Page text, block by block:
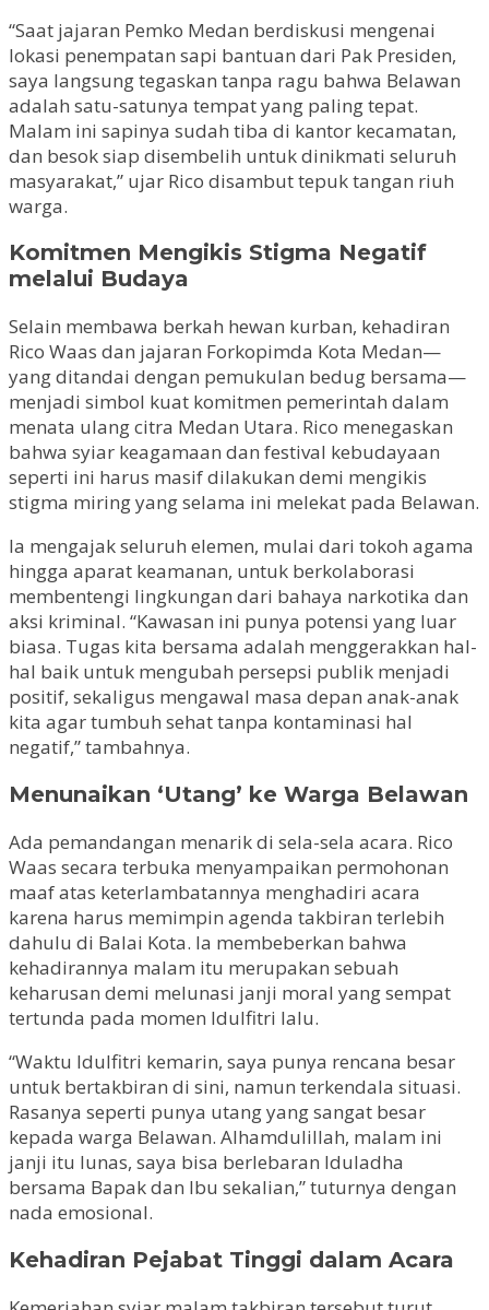
“Saat jajaran Pemko Medan berdiskusi mengenai
lokasi penempatan sapi bantuan dari Pak Presiden,
saya langsung tegaskan tanpa ragu bahwa Belawan
adalah satu-satunya tempat yang paling tepat.
Malam ini sapinya sudah tiba di kantor kecamatan,
dan besok siap disembelih untuk dinikmati seluruh
masyarakat,” ujar Rico disambut tepuk tangan riuh
warga.
Komitmen Mengikis Stigma Negatif
melalui Budaya
Selain membawa berkah hewan kurban, kehadiran
Rico Waas dan jajaran Forkopimda Kota Medan—
yang ditandai dengan pemukulan bedug bersama—
menjadi simbol kuat komitmen pemerintah dalam
menata ulang citra Medan Utara. Rico menegaskan
bahwa syiar keagamaan dan festival kebudayaan
seperti ini harus masif dilakukan demi mengikis
stigma miring yang selama ini melekat pada Belawan.
Ia mengajak seluruh elemen, mulai dari tokoh agama
hingga aparat keamanan, untuk berkolaborasi
membentengi lingkungan dari bahaya narkotika dan
aksi kriminal. “Kawasan ini punya potensi yang luar
biasa. Tugas kita bersama adalah menggerakkan hal-
hal baik untuk mengubah persepsi publik menjadi
positif, sekaligus mengawal masa depan anak-anak
kita agar tumbuh sehat tanpa kontaminasi hal
negatif,” tambahnya.
Menunaikan ‘Utang’ ke Warga Belawan
Ada pemandangan menarik di sela-sela acara. Rico
Waas secara terbuka menyampaikan permohonan
maaf atas keterlambatannya menghadiri acara
karena harus memimpin agenda takbiran terlebih
dahulu di Balai Kota. Ia membeberkan bahwa
kehadirannya malam itu merupakan sebuah
keharusan demi melunasi janji moral yang sempat
tertunda pada momen Idulfitri lalu.
“Waktu Idulfitri kemarin, saya punya rencana besar
untuk bertakbiran di sini, namun terkendala situasi.
Rasanya seperti punya utang yang sangat besar
kepada warga Belawan. Alhamdulillah, malam ini
janji itu lunas, saya bisa berlebaran Iduladha
bersama Bapak dan Ibu sekalian,” tuturnya dengan
nada emosional.
Kehadiran Pejabat Tinggi dalam Acara